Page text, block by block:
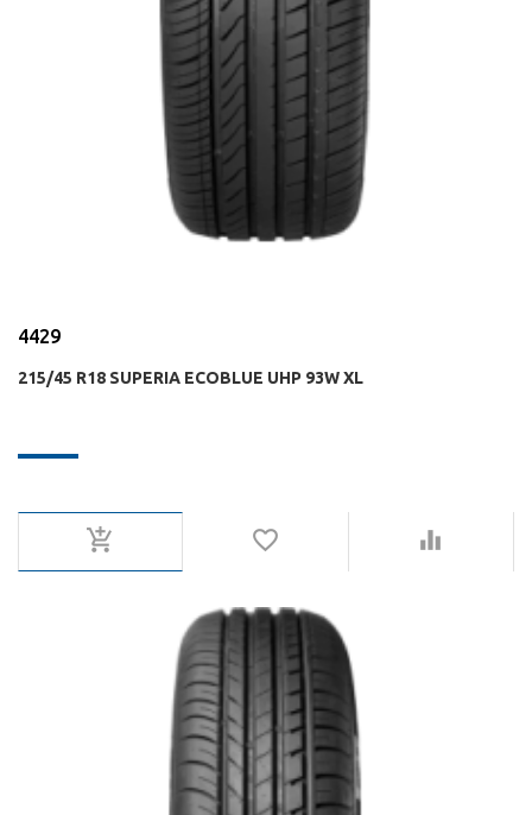
4429
215/45 R18 SUPERIA ECOBLUE UHP 93W XL